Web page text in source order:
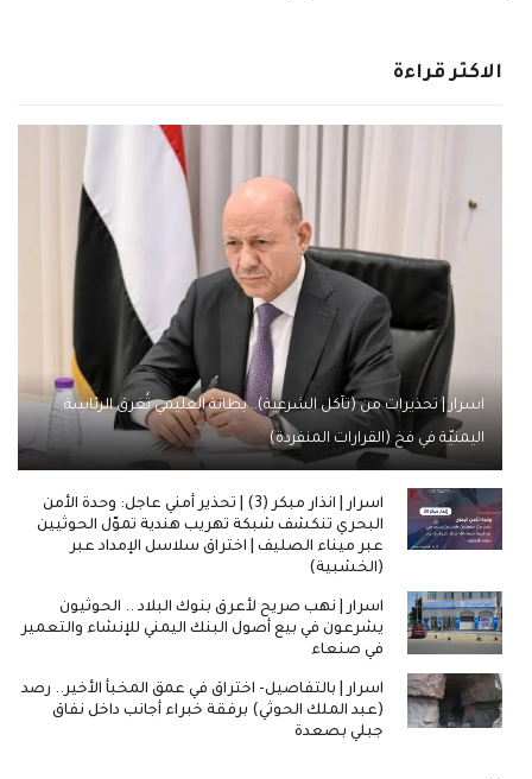
الاكثر قراءة
اسرار | تحذيرات من (تآكل الشرعية).. بطانة العليمي تُغرق الرئاسة
اليمنيّة في فخ (القرارات المنفردة)
اسرار | انذار مبكر (3) | تحذير أمني عاجل: وحدة الأمن
البحري تنكشف شبكة تهريب هندية تموّل الحوثيين
عبر ميناء الصليف | اختراق سلاسل الإمداد عبر
(الخشبية)
اسرار | نهب صريح لأعرق بنوك البلاد .. الحوثيون
يشرعون في بيع أصول البنك اليمني للإنشاء والتعمير
في صنعاء
اسرار | بالتفاصيل- اختراق في عمق المخبأ الأخير.. رصد
(عبد الملك الحوثي) برفقة خبراء أجانب داخل نفاق
جبلي بصعدة